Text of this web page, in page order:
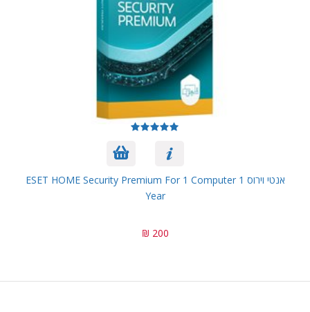
אנטי וירוס ESET HOME Security Premium For 1 Computer 1
Year
200 ₪